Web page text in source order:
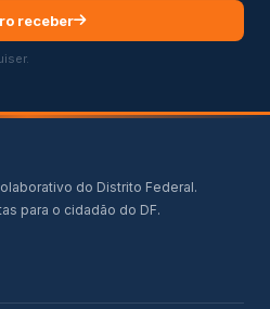
receber
do Distrito Federal.
para o cidadão do DF.